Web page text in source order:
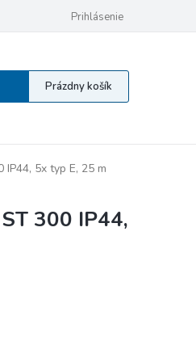
Vyhlásenie o prístupnosti
Prihlásenie
Nákupný
košík
Prázdny košík
5x typ E, 25 m
300 IP44,